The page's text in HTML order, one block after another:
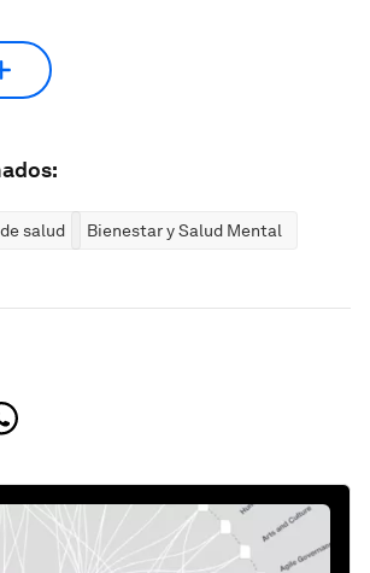
salud Bienestar y Salud Mental